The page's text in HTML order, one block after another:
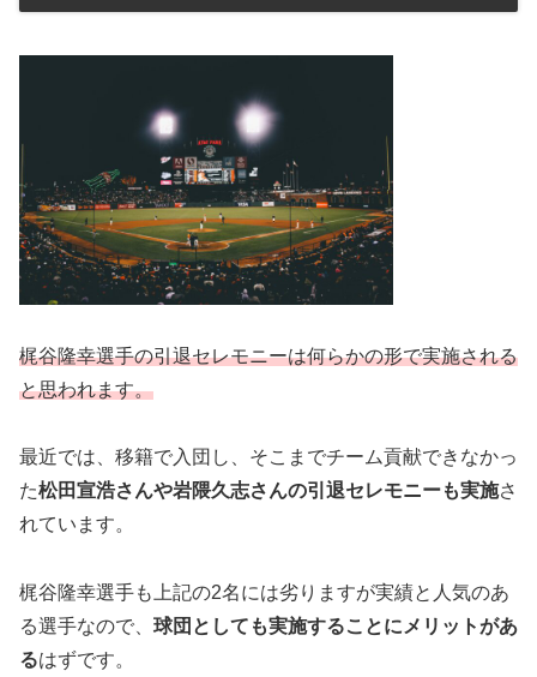
梶谷隆幸選手の引退セレモニーは何らかの形で実施される
と思われます。
最近では、移籍で入団し、そこまでチーム貢献できなかっ
た松田宣浩さんや岩隈久志さんの引退セレモニーも実施さ
れています。
梶谷隆幸選手も上記の2名には劣りますが実績と人気のあ
る選手なので、 球団としても実施することにメリットがあ
るはずです。